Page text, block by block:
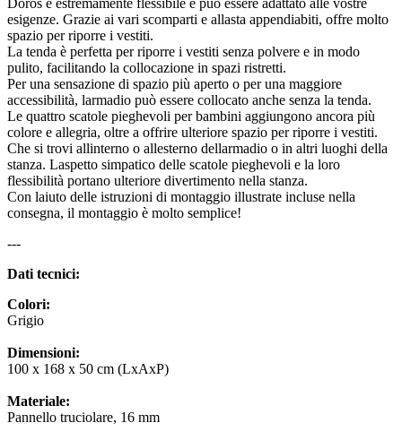
esigenze. Grazie ai vari scomparti e allasta appendiabiti, offre molto
spazio per riporre i vestiti.
La tenda è perfetta per riporre i vestiti senza polvere e in modo
pulito, facilitando la collocazione in spazi ristretti.
Per una sensazione di spazio più aperto o per una maggiore
accessibilità, larmadio può essere collocato anche senza la tenda.
Le quattro scatole pieghevoli per bambini aggiungono ancora più
colore e allegria, oltre a offrire ulteriore spazio per riporre i vestiti.
Che si trovi allinterno o allesterno dellarmadio o in altri luoghi della
stanza. Laspetto simpatico delle scatole pieghevoli e la loro
flessibilità portano ulteriore divertimento nella stanza.
Con laiuto delle istruzioni di montaggio illustrate incluse nella
consegna, il montaggio è molto semplice!
---
Dati tecnici:
Colori:
Grigio
Dimensioni:
100 x 168 x 50 cm (LxAxP)
Materiale:
Pannello truciolare, 16 mm